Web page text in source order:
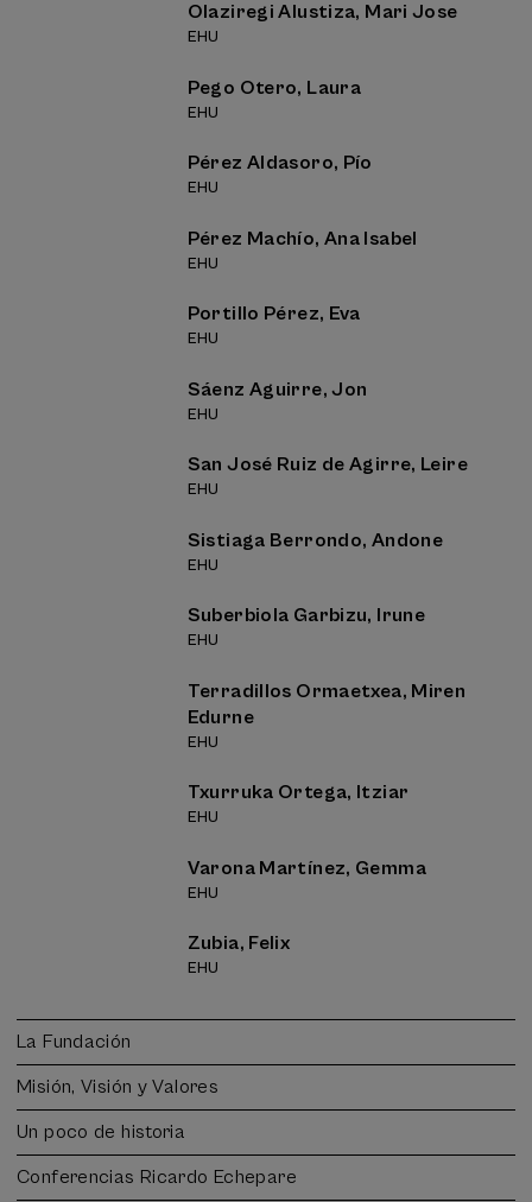
Olaziregi Alustiza, Mari Jose
EHU
Pego Otero, Laura
EHU
Pérez Aldasoro, Pío
EHU
Pérez Machío, Ana Isabel
EHU
Portillo Pérez, Eva
EHU
Sáenz Aguirre, Jon
EHU
San José Ruiz de Agirre, Leire
EHU
Sistiaga Berrondo, Andone
EHU
Suberbiola Garbizu, Irune
EHU
Terradillos Ormaetxea, Miren
Edurne
EHU
Txurruka Ortega, Itziar
EHU
Varona Martínez, Gemma
EHU
Zubia, Felix
EHU
La Fundación
Misión, Visión y Valores
Un poco de historia
Conferencias Ricardo Echepare